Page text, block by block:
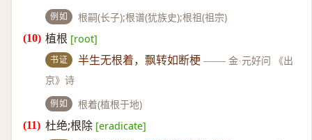
例如 根嗣(长子);根谱(犹族史);根祖(祖宗)
植根 [root]
书证 半生无根着，飘转如断梗 —— 金·元好问 《出
京》诗
例如 根着(植根于地)
杜绝;根除 [eradicate]